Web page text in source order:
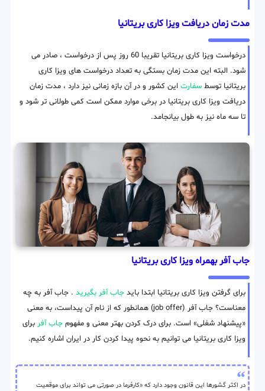
مدت زمان دریافت ویزا کاری بریتانیا
درخواست ویزا کاری بریتانیا تقریبا 60 روز پس از درخواست ، صادر می
شود. البته این مدت زمان بستگی به تعداد درخواست های ویزا کاری
بریتانیا توسط سفارت این کشور و در آن بازه زمانی نیز دارد ، مدت زمان
دریافت ویزا کاری بریتانیا در برخی موارد ممکن است کمی طولانی تر شود و
تا سه ماه نیز به طول بیانجامد.
جاب آفر بهمراه ویزا کاری بریتانیا
برای گرفتن ویزا کاری بریتانیا ابتدا باید جاب آفر بگیرید . جاب آفر به چه
معناست؟ جاب آفر (job offer) همانطور که از نام آن پیداست، به معنی
«پیشنهاد شغلی» است. برای درک کردن بهتر معنی و مفهوم جاب آفر برای
ویزا کاری بریتانیا می توانیم به نحوه پیدا کردن کار در ایران اشاره کنیم.
در اکثر گشورها این قانون وجود دارد که «کارفرما در صورتی می تواند برای موقعیت